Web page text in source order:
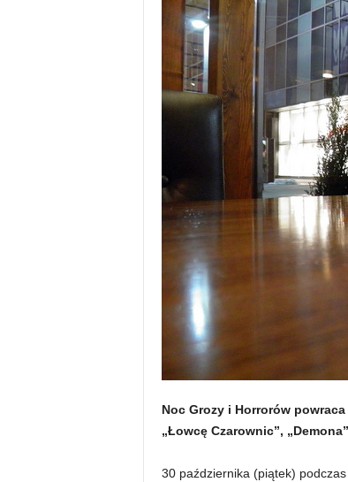
Noc Grozy i Horrorów
„Łowcę Czarownic”,
30 października (piątek)